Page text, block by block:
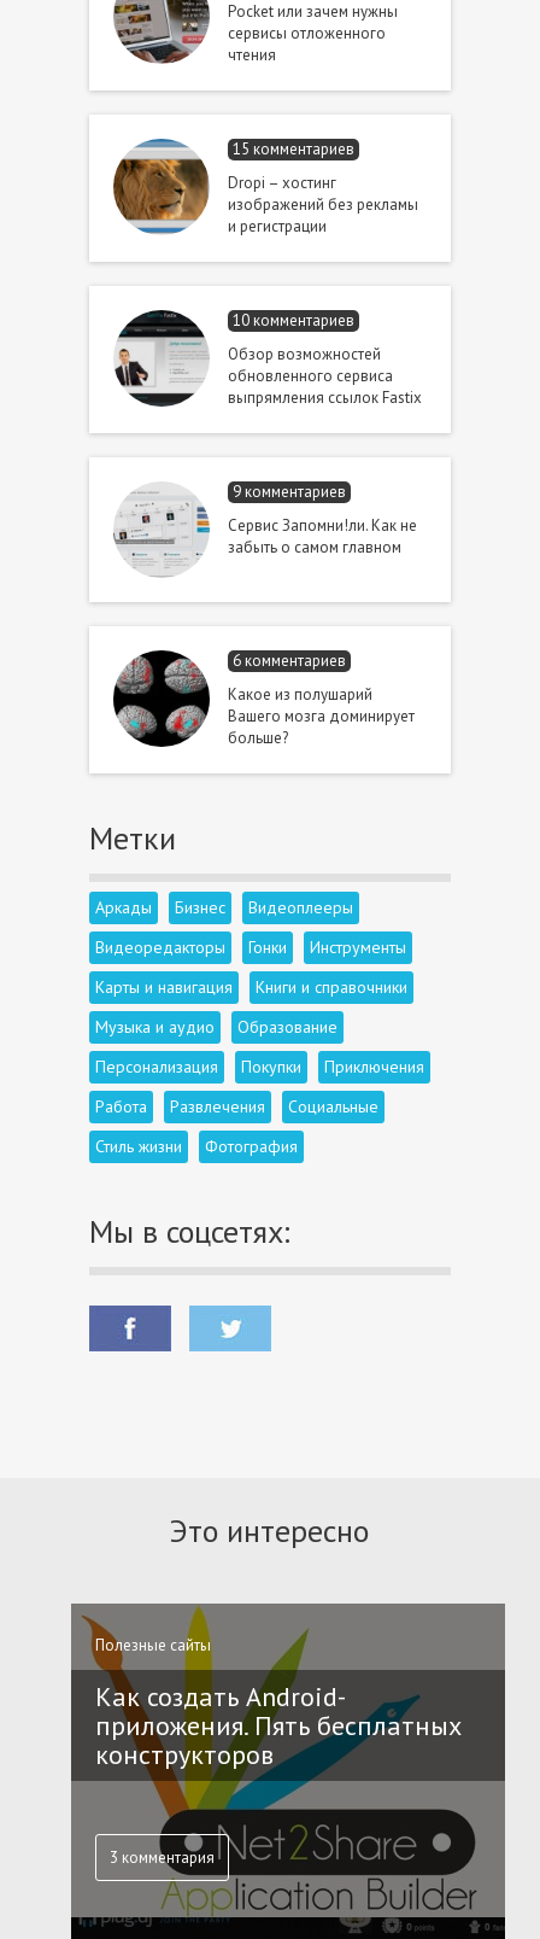
Pocket или зачем нужны
сервисы отложенного
чтения
15 комментариев
Dropi – хостинг
изображений без рекламы
и регистрации
10 комментариев
Обзор возможностей
обновленного сервиса
выпрямления ссылок Fastix
9 комментариев
Сервис Запомни!ли. Как не
забыть о самом главном
6 комментариев
Какое из полушарий
Вашего мозга доминирует
больше?
Метки
Аркады Бизнес
Видеоплееры
Видеоредакторы
Гонки
Инструменты
Карты и навигация
Книги и справочники
Музыка и аудио
Образование
Персонализация
Покупки
Приключения
Работа
Развлечения
Социальные
Стиль жизни
Фотография
Мы в соцсетях:
Это интересно
Полезные сайты
Как создать Android-
приложения. Пять бесплатных
конструкторов
3 комментария